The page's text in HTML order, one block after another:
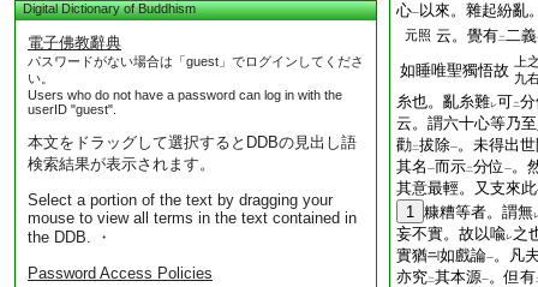
Digital Dictionary of Buddhism
電子佛教辭典
パスワードがない場合は「guest」でログインしてくださ
い。
Users who do not have a password can log in with the
userID "guest".
本文をドラッグして選択するとDDBの見出し語
検索結果が表示されます。
Select a portion of the text by dragging your
mouse to view all terms in the text contained in
the DDB. ・
Password Access Policies
心一 以來。雜起紛亂
元照 云。覺有二二義
如睡唯聖獨悟故
上
九
糸也。亂糸難レ可二
云。謂六十心等乃
勸二拔除一。未得出
其名 一而示二分位 一。
其意最輕。又支來
1 糠糟等者。謂無
妄不實。故以喩レ之
實猶
如戲論一。凡
亦究二其本源一。但有